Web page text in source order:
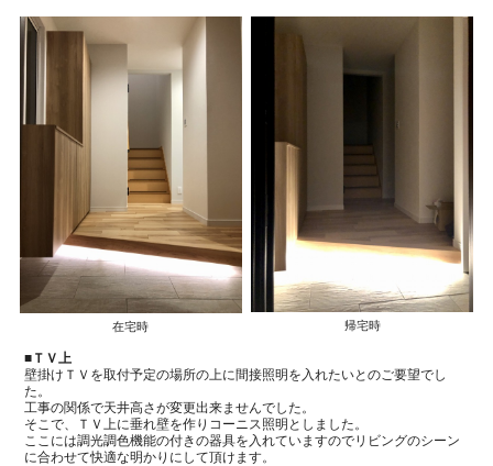
在宅時 帰宅時
■ＴＶ上
壁掛けＴＶを取付予定の場所の上に間接照明を入れたいとのご要望でし
た。
工事の関係で天井高さが変更出来ませんでした。
そこで、ＴＶ上に垂れ壁を作りコーニス照明としました。
ここには調光調色機能の付きの器具を入れていますのでリビングのシーン
に合わせて快適な明かりにして頂けます。